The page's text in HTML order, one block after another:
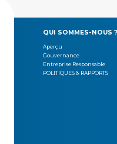
QUI SOMMES-NOUS ?
Aperçu
Gouvernance
Entreprise Responsable
POLITIQUES & RAPPORTS